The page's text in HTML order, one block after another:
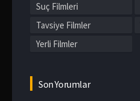
Suç Filmleri
Tavsiye Filmler
Yerli Filmler
Son Yorumlar